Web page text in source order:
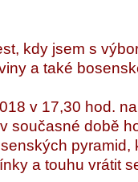
kdy jsem s
a také
v 17,30 hod.
současné době
pyramid,
a touhu vrátit